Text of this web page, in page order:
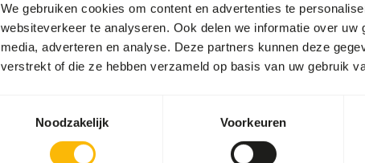
We gebruiken cookies om content en advertenties te
websiteverkeer te analyseren. Ook delen we informatie over
media, adverteren en analyse. Deze partners kunnen deze
verstrekt of die ze hebben verzameld op basis van uw gebruik
Noodzakelijk
Voorkeuren
10 kg zak
VERWACHTE LEVERTIJD MIN. 5 WERKDAGEN